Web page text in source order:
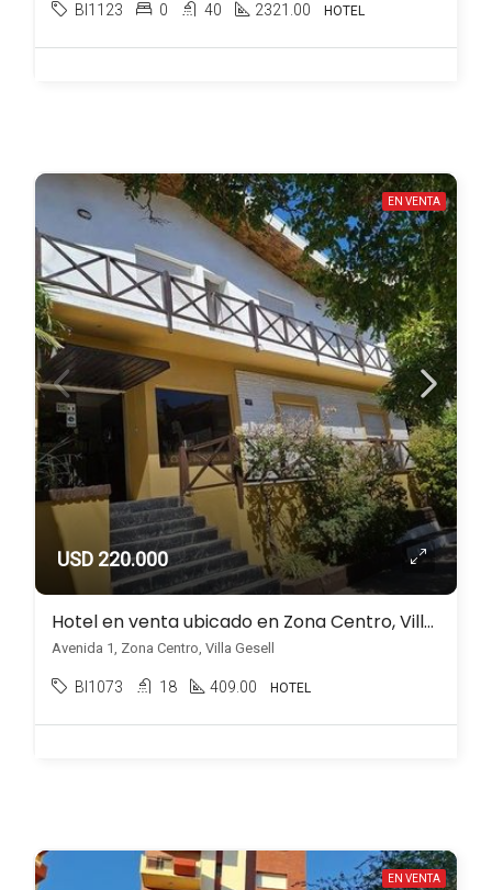
BI1123 0 40 2321.00 HOTEL
EN VENTA
USD 220.000
Hotel en venta ubicado en Zona Centro, Villa Gesell
Avenida 1, Zona Centro, Villa Gesell
BI1073 18 409.00 HOTEL
EN VENTA